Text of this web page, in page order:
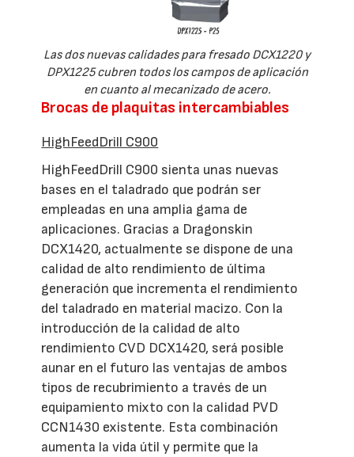
Las dos nuevas calidades para fresado DCX1220 y
DPX1225 cubren todos los campos de aplicación
en cuanto al mecanizado de acero.
Brocas de plaquitas intercambiables
HighFeedDrill C900
HighFeedDrill C900 sienta unas nuevas
bases en el taladrado que podrán ser
empleadas en una amplia gama de
aplicaciones. Gracias a Dragonskin
DCX1420, actualmente se dispone de una
calidad de alto rendimiento de última
generación que incrementa el rendimiento
del taladrado en material macizo. Con la
introducción de la calidad de alto
rendimiento CVD DCX1420, será posible
aunar en el futuro las ventajas de ambos
tipos de recubrimiento a través de un
equipamiento mixto con la calidad PVD
CCN1430 existente. Esta combinación
aumenta la vida útil y permite que la